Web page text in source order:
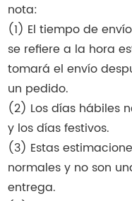
nota:
(1) El tiempo de
se refiere a la hora
tomará el envío
un pedido.
(2) Los días hábiles
y los días festivos.
(3) Estas
normales y no son
entrega.